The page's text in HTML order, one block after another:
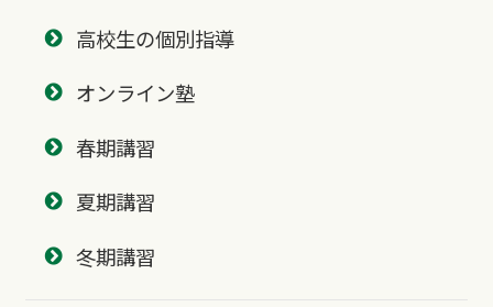
高校生の個別指導
オンライン塾
春期講習
夏期講習
冬期講習